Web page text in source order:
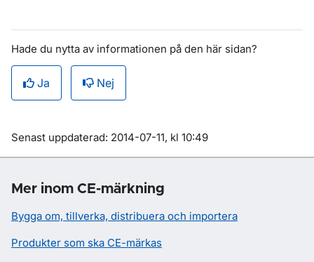
Hade du nytta av informationen på den här sidan?
Ja Nej
Om sidan
Senast uppdaterad: 2014-07-11, kl 10:49
Mer inom CE-märkning
Bygga om, tillverka, distribuera och importera
Produkter som ska CE-märkas